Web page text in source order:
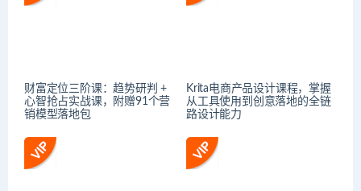
财富定位三阶课：趋势研判 +
心智抢占实战课，附赠91个营
销模型落地包
Krita电商产品设计课程，掌握
从工具使用到创意落地的全链
路设计能力